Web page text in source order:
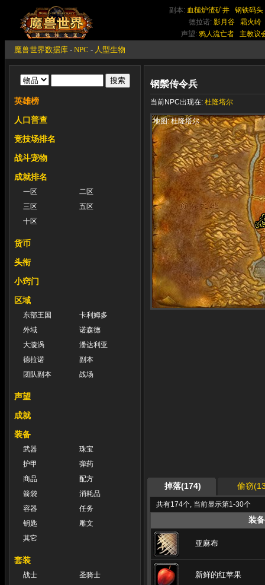
副本: 血槌炉渣矿井
钢铁码头
德拉诺: 影月谷
霜火岭
声望: 鸦人流亡者 主教议
魔兽世界数据库 - NPC - 人型生物
英雄榜
人口普查
竞技场排名
战斗宠物
成就排名
一区
二区
三区
五区
十区
货币
头衔
小窍门
区域
东部王国
卡利姆多
外域
诺森德
大漩涡
潘达利亚
德拉诺
副本
团队副本
战场
声望
成就
装备
武器
珠宝
护甲
弹药
商品
配方
箭袋
消耗品
容器
任务
钥匙
雕文
其它
套装
战士
圣骑士
钢鬃传令兵
当前NPC出现在: 杜隆塔尔
地图: 杜隆塔尔
掉落(174) 偷窃
共有174个, 当前显示第1-30个
装备
亚麻布
新鲜的红苹果